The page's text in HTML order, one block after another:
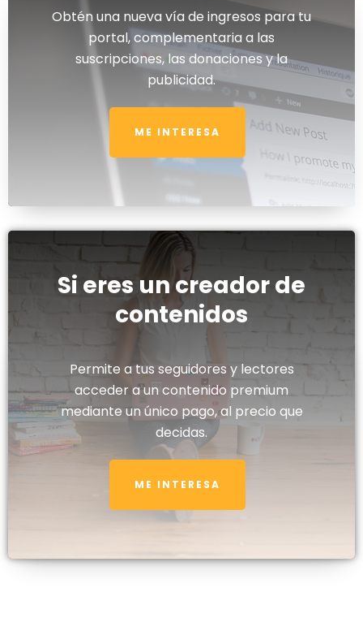
Obtén una nueva vía de ingresos para tu
portal, complementaria a las
suscripciones, las donaciones y la
publicidad.
ME INTERESA
Si eres un creador de
contenidos
Permite a tus seguidores y lectores
acceder a un contenido premium
mediante un único pago, al precio que
decidas.
ME INTERESA